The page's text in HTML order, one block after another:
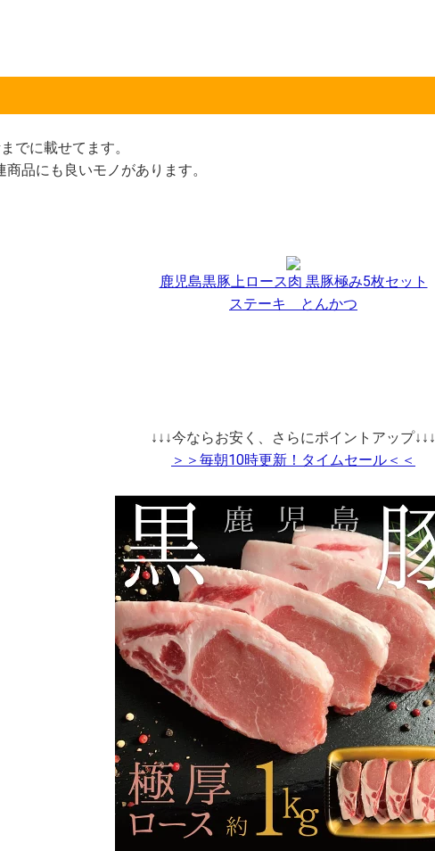
でに載せてます。
品にも良いモノがあります。
鹿児島黒豚上ロース肉 黒豚極み5枚セット
ステーキ とんかつ
↓↓↓今ならお安く、さらにポイントアップ↓↓↓
＞＞毎朝10時更新！タイムセール＜＜